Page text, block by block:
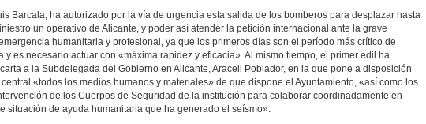
Barcala, ha autorizado por la vía de urgencia esta salida de los bomberos para desplazar hasta
un operativo de Alicante, y poder así atender la petición internacional ante la grave
humanitaria y profesional, ya que los primeros días son el período más crítico de
y es necesario actuar con «máxima rapidez y eficacia». Al mismo tiempo, el primer edil ha
a la Subdelegada del Gobierno en Alicante, Araceli Poblador, en la que pone a disposición
«todos los medios humanos y materiales» de que dispone el Ayuntamiento, «así como los
de los Cuerpos de Seguridad de la institución para colaborar coordinadamente en
situación de ayuda humanitaria que ha generado el seísmo».